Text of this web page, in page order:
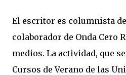
El escritor es columnista
colaborador de Onda Cero
medios. La actividad, que
Cursos de Verano de las